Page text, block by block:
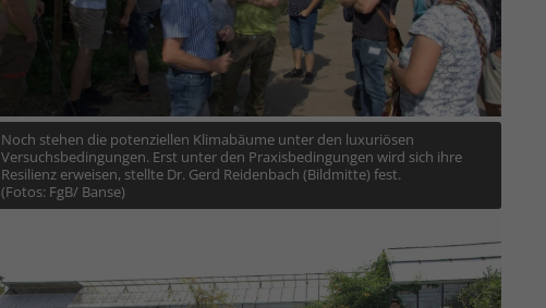
Noch stehen die potenziellen Klimabäume unter den luxuriösen
Versuchsbedingungen. Erst unter den Praxisbedingungen wird sich ihre
Resilienz erweisen, stellte Dr. Gerd Reidenbach (Bildmitte) fest.
(Fotos: FgB/ Banse)